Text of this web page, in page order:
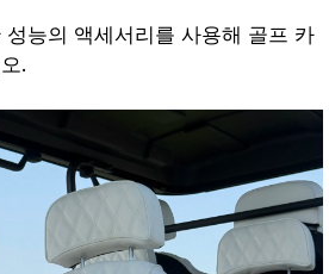
능의 액세서리를 사용해 골프 카
.